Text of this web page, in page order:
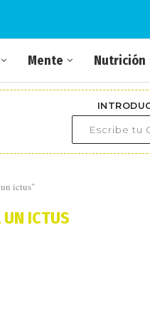
Mente Nutrición
ictus"
ICTUS